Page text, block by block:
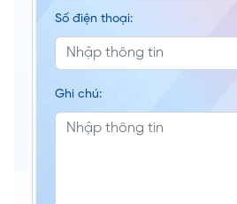
Số điện thoại:
Ghi chú: